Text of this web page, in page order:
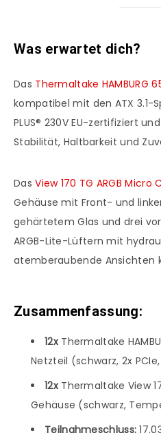
Was erwartet dich?
Das Thermaltake HAMBURG
kompatibel mit den ATX 3.1-
PLUS® 230V EU-zertifiziert
Stabilität, Haltbarkeit und
DasView 170 TG ARGB Micro
Gehäuse mit Front- und
gehärtetem Glas und drei
ARGB-Lite-Lüftern mit
atemberaubende Ansichten
Zusammenfassung:
12x Thermaltake
Netzteil (schwarz, 2x
12x Thermaltake View
Gehäuse (schwarz,
Teilnahmeschluss: